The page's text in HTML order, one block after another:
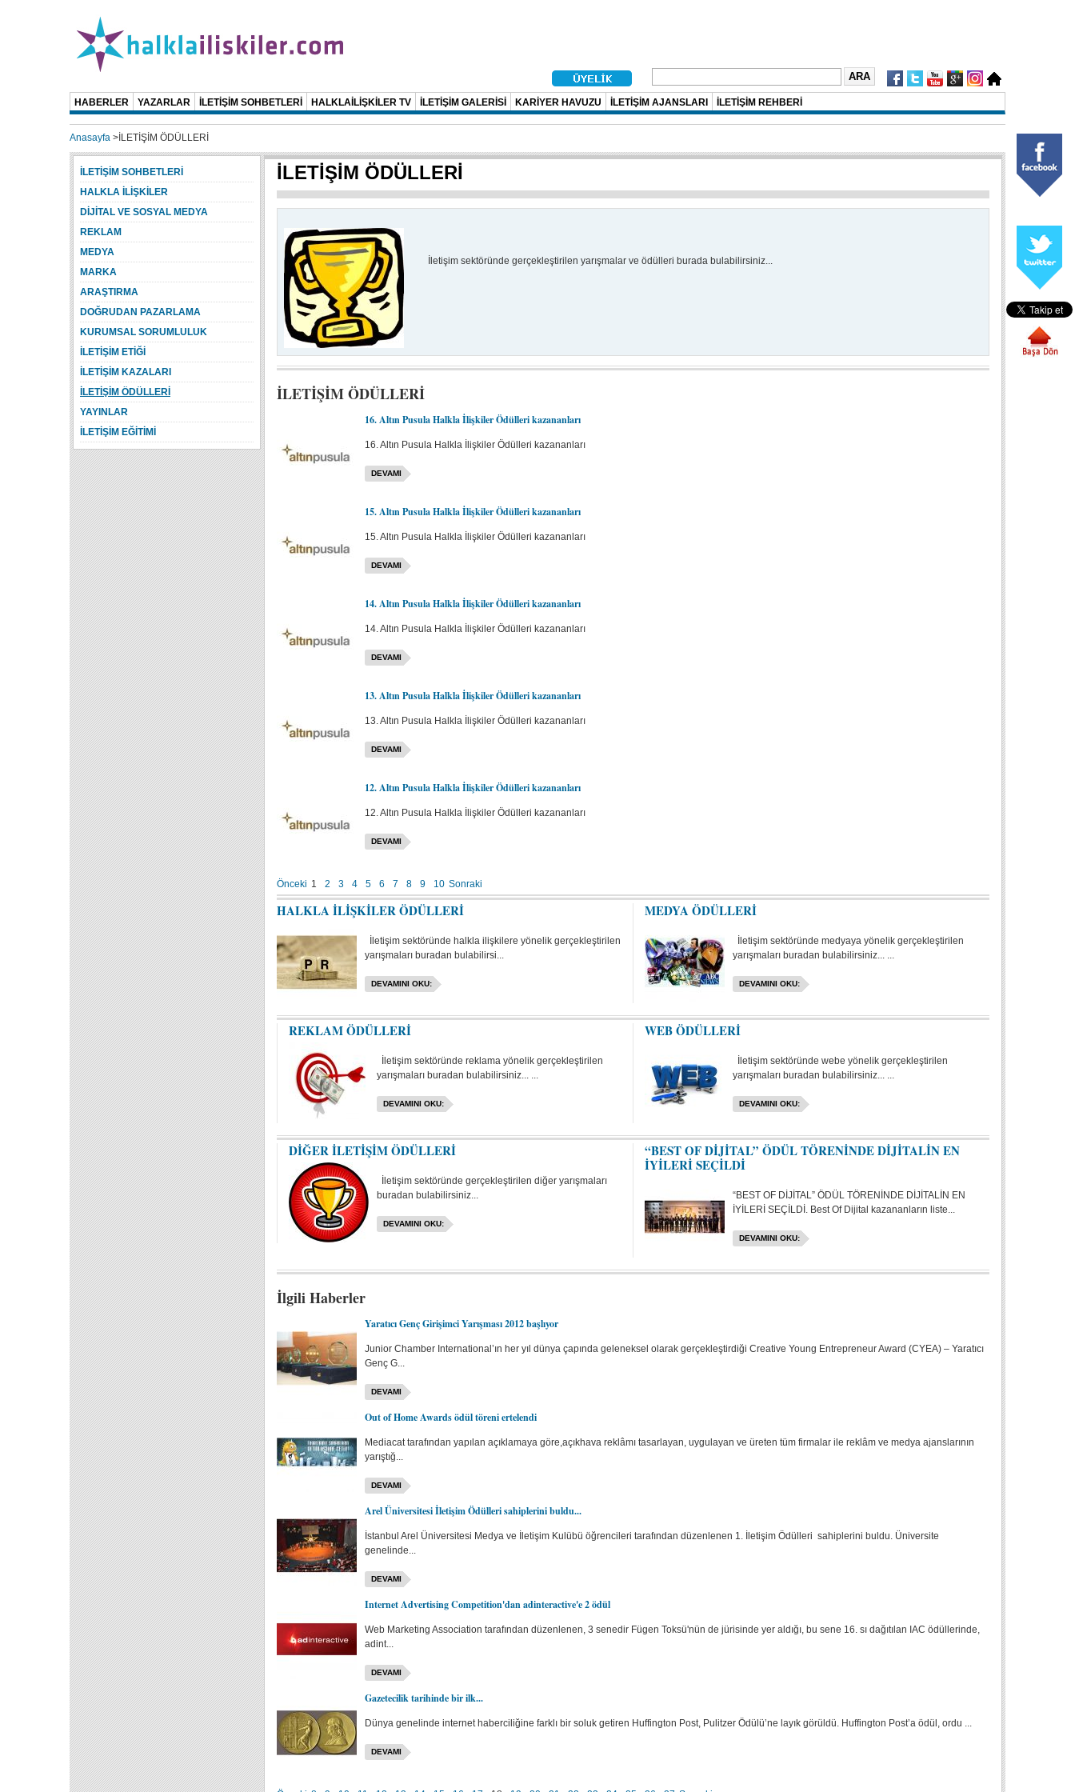
HABERLER YAZARLAR İLETİŞİM SOHBETLERİ HALKLAİLİŞKİLER TV İLETİŞİM GALERİSİ KARİYER HAVUZU İLETİŞİM AJANSLARI İLETİŞİM REHBERİ
Anasayfa > İLETİŞİM ÖDÜLLERİ
İLETİŞİM ÖDÜLLERİ
İletişim sektöründe gerçekleştirilen yarışmalar ve ödülleri burada bulabilirsiniz...
İLETİŞİM ÖDÜLLERİ
16. Altın Pusula Halkla İlişkiler Ödülleri kazananları
16. Altın Pusula Halkla İlişkiler Ödülleri kazananları
DEVAMI
15. Altın Pusula Halkla İlişkiler Ödülleri kazananları
15. Altın Pusula Halkla İlişkiler Ödülleri kazananları
DEVAMI
14. Altın Pusula Halkla İlişkiler Ödülleri kazananları
14. Altın Pusula Halkla İlişkiler Ödülleri kazananları
DEVAMI
13. Altın Pusula Halkla İlişkiler Ödülleri kazananları
13. Altın Pusula Halkla İlişkiler Ödülleri kazananları
DEVAMI
12. Altın Pusula Halkla İlişkiler Ödülleri kazananları
12. Altın Pusula Halkla İlişkiler Ödülleri kazananları
DEVAMI
Önceki 1 2 3 4 5 6 7 8 9 10 Sonraki
HALKLA İLİŞKİLER ÖDÜLLERİ
İletişim sektöründe halkla ilişkilere yönelik gerçekleştirilen
yarışmaları buradan bulabilirsi...
DEVAMINI OKU:
MEDYA ÖDÜLLERİ
İletişim sektöründe medyaya yönelik gerçekleştirilen
yarışmaları buradan bulabilirsiniz... ...
DEVAMINI OKU:
REKLAM ÖDÜLLERİ
İletişim sektöründe reklama yönelik gerçekleştirilen
yarışmaları buradan bulabilirsiniz... ...
DEVAMINI OKU:
WEB ÖDÜLLERİ
İletişim sektöründe webe yönelik gerçekleştirilen
yarışmaları buradan bulabilirsiniz... ...
DEVAMINI OKU:
DİĞER İLETİŞİM ÖDÜLLERİ
İletişim sektöründe gerçekleştirilen diğer yarışmaları
buradan bulabilirsiniz...
DEVAMINI OKU:
“BEST OF DİJİTAL” ÖDÜL TÖRENİNDE DİJİTALİN EN
İYİLERİ SEÇİLDİ
“BEST OF DİJİTAL” ÖDÜL TÖRENİNDE DİJİTALİN EN
İYİLERİ SEÇİLDİ. Best Of Dijital kazananların liste...
DEVAMINI OKU:
İlgili Haberler
Yaratıcı Genç Girişimci Yarışması 2012 başlıyor
Junior Chamber International’ın her yıl dünya çapında geleneksel olarak gerçekleştirdiği Creative Young Entrepreneur Award (CYEA) – Yaratıcı
Genç G...
DEVAMI
Out of Home Awards ödül töreni ertelendi
Mediacat tarafından yapılan açıklamaya göre,açıkhava reklâmı tasarlayan, uygulayan ve üreten tüm firmalar ile reklâm ve medya ajanslarının
yarıştığ...
DEVAMI
Arel Üniversitesi İletişim Ödülleri sahiplerini buldu...
İstanbul Arel Üniversitesi Medya ve İletişim Kulübü öğrencileri tarafından düzenlenen 1. İletişim Ödülleri sahiplerini buldu. Üniversite
genelinde...
DEVAMI
Internet Advertising Competition'dan adinteractive'e 2 ödül
Web Marketing Association tarafından düzenlenen, 3 senedir Fügen Toksü'nün de jürisinde yer aldığı, bu sene 16. sı dağıtılan IAC ödüllerinde,
adint...
DEVAMI
Gazetecilik tarihinde bir ilk...
Dünya genelinde internet haberciliğine farklı bir soluk getiren Huffington Post, Pulitzer Ödülü’ne layık görüldü. Huffington Post’a ödül, ordu ...
DEVAMI
İLETİŞİM SOHBETLERİ
HALKLA İLİŞKİLER
DİJİTAL VE SOSYAL MEDYA
REKLAM
MEDYA
MARKA
ARAŞTIRMA
DOĞRUDAN PAZARLAMA
KURUMSAL SORUMLULUK
İLETİŞİM ETİĞİ
İLETİŞİM KAZALARI
İLETİŞİM ÖDÜLLERİ
YAYINLAR
İLETİŞİM EĞİTİMİ